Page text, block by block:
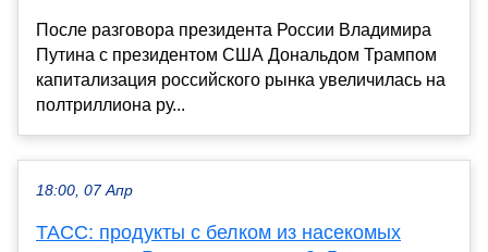
После разговора президента России Владимира
Путина с президентом США Дональдом Трампом
капитализация российского рынка увеличилась на
полтриллиона ру...
18:00, 07 Апр
ТАСС: продукты с белком из насекомых